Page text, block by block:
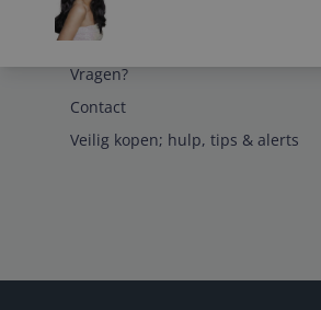
Service
Vragen?
Contact
Veilig kopen; hulp, tips & alerts